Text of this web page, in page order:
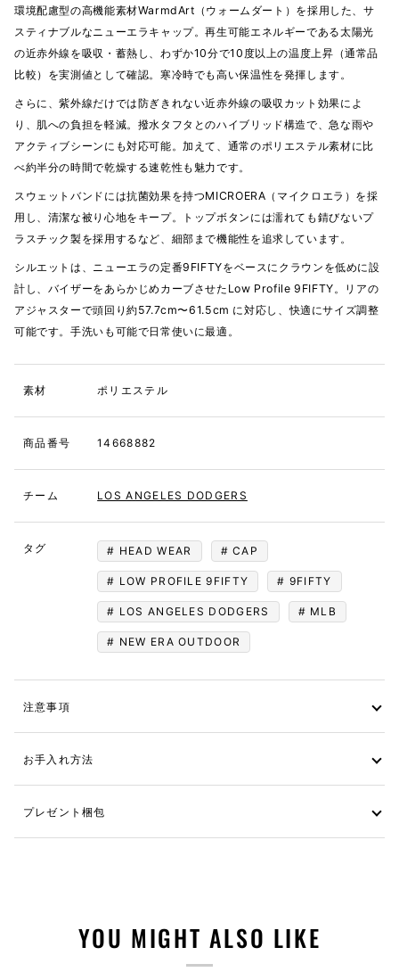
環境配慮型の高機能素材WarmdArt（ウォームダート）を採用した、サ
スティナブルなニューエラキャップ。再生可能エネルギーである太陽光
の近赤外線を吸収・蓄熱し、わずか10分で10度以上の温度上昇（通常品
比較）を実測値として確認。寒冷時でも高い保温性を発揮します。
さらに、紫外線だけでは防ぎきれない近赤外線の吸収カット効果によ
り、肌への負担を軽減。撥水タフタとのハイブリッド構造で、急な雨や
アクティブシーンにも対応可能。加えて、通常のポリエステル素材に比
べ約半分の時間で乾燥する速乾性も魅力です。
スウェットバンドには抗菌効果を持つMICROERA（マイクロエラ）を採
用し、清潔な被り心地をキープ。トップボタンには濡れても錆びないプ
ラスチック製を採用するなど、細部まで機能性を追求しています。
シルエットは、ニューエラの定番9FIFTYをベースにクラウンを低めに設
計し、バイザーをあらかじめカーブさせたLow Profile 9FIFTY。リアの
アジャスターで頭回り約57.7cm〜61.5cm に対応し、快適にサイズ調整
可能です。手洗いも可能で日常使いに最適。
素材 ポリエステル
商品番号 14668882
チーム LOS ANGELES DODGERS
タグ HEAD WEAR CAP
LOW PROFILE 9FIFTY 9FIFTY
LOS ANGELES DODGERS MLB
NEW ERA OUTDOOR
注意事項
お手入れ方法
プレゼント梱包
YOU MIGHT ALSO LIKE